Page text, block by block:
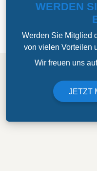
WERDEN
Werden Sie Mitglied
von vielen Vorteilen
Wir freuen uns
JETZT